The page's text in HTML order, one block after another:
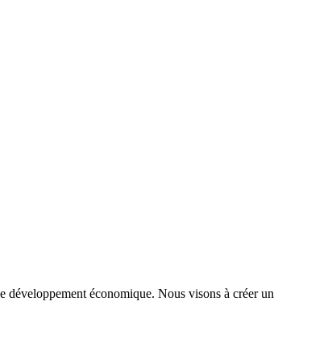
développement économique. Nous visons à créer un